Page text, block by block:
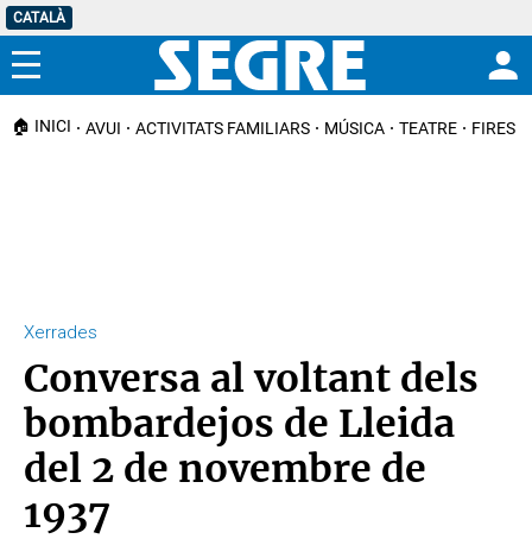
CATALÀ
Menú
🏠 INICI AVUI ACTIVITATS FAMILIARS MÚSICA TEATRE FIRES I
Xerrades
Conversa al voltant dels
bombardejos de Lleida
del 2 de novembre de
1937